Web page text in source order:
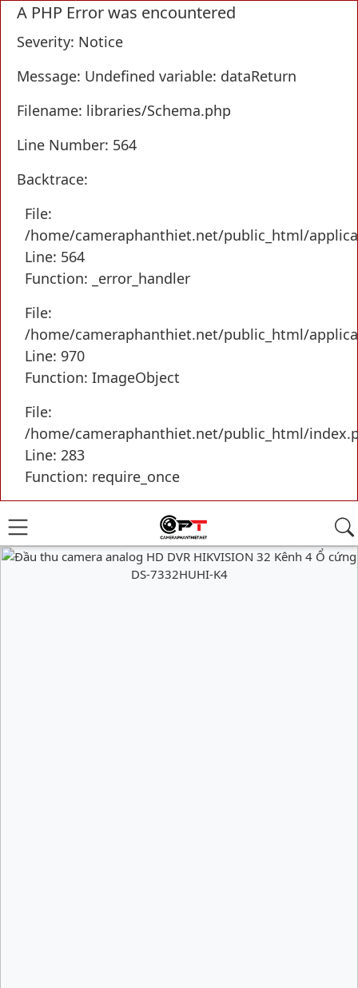
A PHP Error was encountered
Severity: Notice
Message: Undefined variable: dataReturn
Filename: libraries/Schema.php
Line Number: 564
Backtrace:
File:
/home/cameraphanthiet.net/public_html/
Line: 564
Function: _error_handler
File:
/home/cameraphanthiet.net/public_html/
Line: 970
Function: ImageObject
File:
/home/cameraphanthiet.net/public_html/
Line: 283
Function: require_once